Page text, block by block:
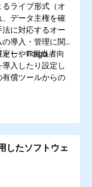
ライブ形式（オ
データ主権を確
に対応するオー
導入・管理に関
ーやIT担当者向
定し、Taiga、
入したり設定し
償ツールからの
したソフトウェ